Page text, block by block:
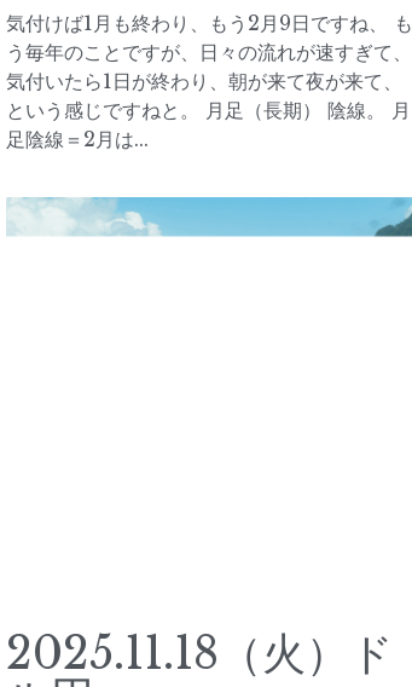
気付けば1月も終わり、もう2月9日ですね、 も
う毎年のことですが、日々の流れが速すぎて、
気付いたら1日が終わり、朝が来て夜が来て、
という感じですねと。 月足（長期） 陰線。 月
足陰線＝2月は...
2025.11.18（火）ド